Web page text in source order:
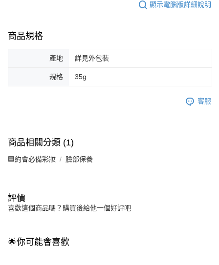
顯示電腦版詳細說明
商品規格
產地 詳見外包裝
規格 35g
客服
商品相關分類 (1)
🟦約會必備彩妝 臉部保養
評價
喜歡這個商品嗎？購買後給他一個好評吧
🌟你可能會喜歡